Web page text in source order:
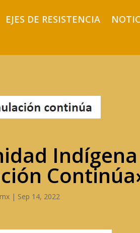
EJES DE RESISTENCIA
| Sep 14, 2022